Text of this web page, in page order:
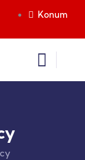
Konum